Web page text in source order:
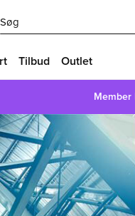
Søg
Tilbud Outlet
Member